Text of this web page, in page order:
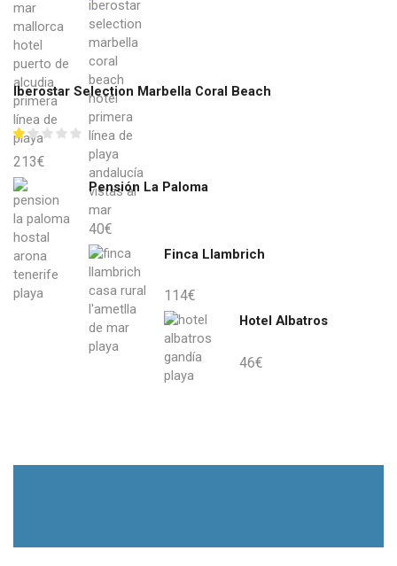
Iberostar Selection Marbella Coral Beach
213€
Pensión La Paloma
40€
Finca Llambrich
114€
Hotel Albatros
46€